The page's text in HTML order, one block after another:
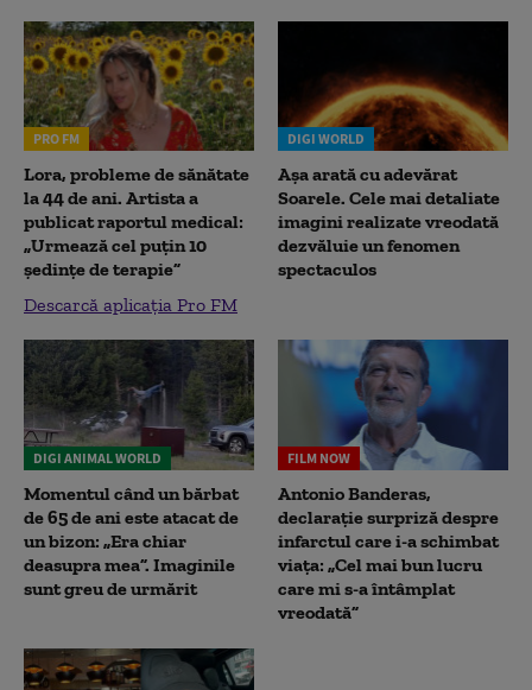
PRO FM
Lora, probleme de sănătate
la 44 de ani. Artista a
publicat raportul medical:
„Urmează cel puțin 10
ședințe de terapie”
Descarcă aplicația Pro FM
DIGI WORLD
Așa arată cu adevărat
Soarele. Cele mai detaliate
imagini realizate vreodată
dezvăluie un fenomen
spectaculos
DIGI ANIMAL WORLD
Momentul când un bărbat
de 65 de ani este atacat de
un bizon: „Era chiar
deasupra mea”. Imaginile
sunt greu de urmărit
FILM NOW
Antonio Banderas,
declarație surpriză despre
infarctul care i-a schimbat
viața: „Cel mai bun lucru
care mi s-a întâmplat
vreodată”